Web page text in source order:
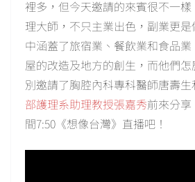
裡多，但今天邀請的來賓很不一
理大師，不只主業出色，副業更
中涵蓋了旅宿業、餐飲業和食品
屋的改造及地方的創生，而他們
別邀請了胸腔內科專科醫師唐壽生
部護理系助理教授張嘉秀前來分
間7:50《想像台灣》直播吧！